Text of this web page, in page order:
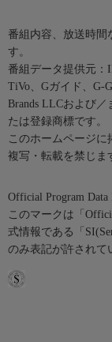
番組内容、放送時間
す。
番組データ提供元：
TiVo、Gガイド、G-
Brands LLCおよび
たは登録商標です。
このホームページ
複写・転載を禁じま
Official Program
このマークは「
式情報である「
のみ表記が許されて